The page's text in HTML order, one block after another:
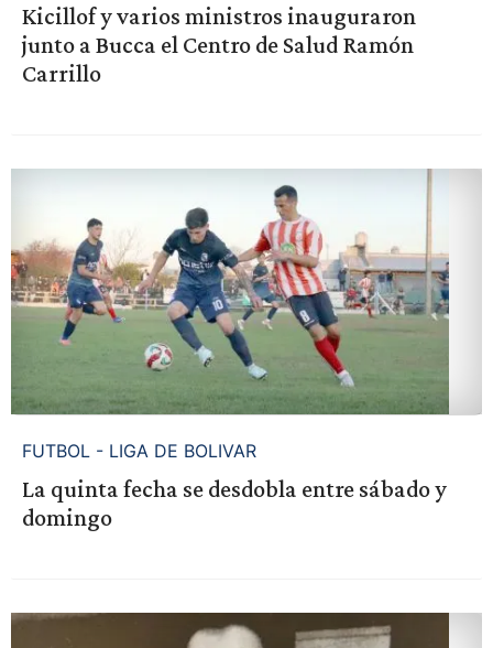
Kicillof y varios ministros inauguraron
junto a Bucca el Centro de Salud Ramón
Carrillo
FUTBOL - LIGA DE BOLIVAR
La quinta fecha se desdobla entre sábado y
domingo